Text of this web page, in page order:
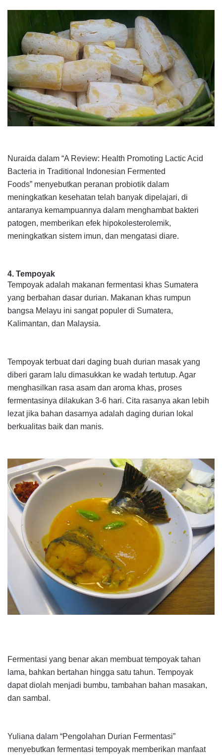
Nuraida dalam “A Review: Health Promoting Lactic Acid
Bacteria in Traditional Indonesian Fermented
Foods” menyebutkan peranan probiotik dalam
meningkatkan kesehatan telah banyak dipelajari, di
antaranya kemampuannya dalam menghambat bakteri
patogen, memberikan efek hipokolesterolemik,
meningkatkan sistem imun, dan mengatasi diare.
4. Tempoyak
Tempoyak adalah makanan fermentasi khas Sumatera
yang berbahan dasar durian. Makanan khas rumpun
bangsa Melayu ini sangat populer di Sumatera,
Kalimantan, dan Malaysia.
Tempoyak terbuat dari daging buah durian masak yang
diberi garam lalu dimasukkan ke wadah tertutup. Agar
menghasilkan rasa asam dan aroma khas, proses
fermentasinya dilakukan 3-6 hari. Cita rasanya akan lebih
lezat jika bahan dasarnya adalah daging durian lokal
berkualitas baik dan manis.
Fermentasi yang benar akan membuat tempoyak tahan
lama, bahkan bertahan hingga satu tahun. Tempoyak
dapat diolah menjadi bumbu, tambahan bahan masakan,
dan sambal.
Yuliana dalam “Pengolahan Durian Fermentasi”
menyebutkan fermentasi tempoyak memberikan manfaat